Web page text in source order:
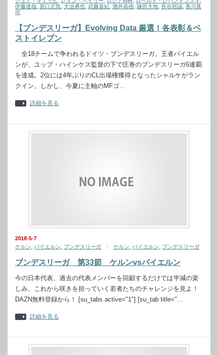
伊藤達哉 原口元気 大迫勇也 武藤嘉紀 酒井高徳 鎌田大地 長谷部誠 香川真
司
【ブンデスリーガ】Evolving Data 厳選！各表彰＆ベ
ストイレブン
全18チームで争われるドイツ・ブンデスリーガ。王者バイエル
ンが、ユップ・ハインケス監督の下で圧巻のブンデスリーガ6連覇
を達成。2位には4年ぶりのCL出場権獲得となったシャルケがラン
クイン。しかし、今夏に主軸のMFゴ…
詳細を見る
2018-5-7
ケルン
バイエルン ブンデスリーガ ケルン バイエルン ブンデスリーガ
ブンデスリーガ 第33節 ケルンvsバイエルン
今の日本代表、過去の代表メンバーを回顧するだけでは半減の楽
しみ。これから咲きを担っていく若者たちのチャレンジを見よ！
DAZN無料登録から！ [su_tabs active="1"] [su_tab title="…
詳細を見る